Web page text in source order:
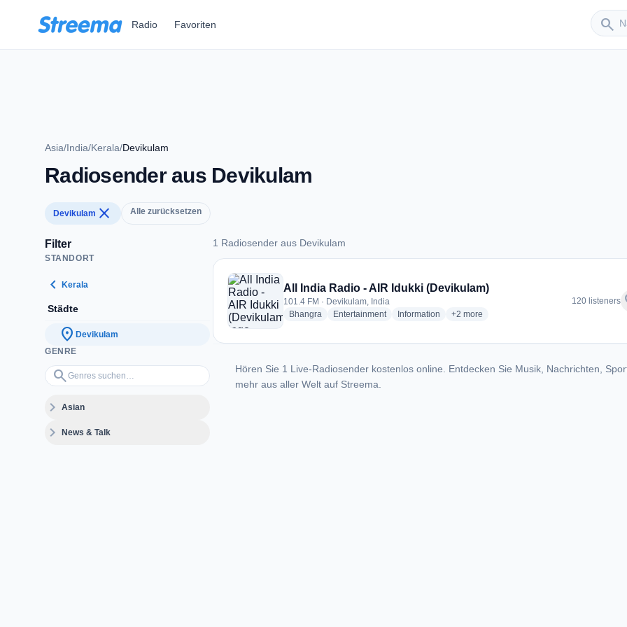
Radio Favoriten search
Sender
Asia/India/Kerala/Devikulam
Radiosender aus Devikulam
Devikulam close Alle zurücksetzen
Filter
STANDORT
chevron_left Kerala
Städte
location_on Devikulam
GENRE
search
Genres suchen…
expand_moreAsian
expand_moreNews & Talk
1 Radiosender aus Devikulam
1 Radiosender aus Devikulam
All India Radio - AIR Idukki (Devikulam)
101.4 FM · Devikulam, India
Bhangra radio stations
Entertainmentradio stations
Information radio stations
+2 more genres for All India Radio - AIR Idukki
more
120 listeners
Hören Sie 1 Live-Radiosender kostenlos online. Entdecken Sie Musik, Nachrichten,
mehr aus aller Welt auf Streema.